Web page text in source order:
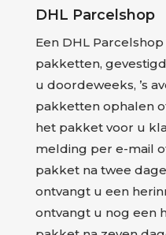
DHL Parcelshop
Een DHL
pakketten,
u doordeweeks, ’s
pakketten ophalen
het pakket voor u
melding per e-mail
pakket na twee
ontvangt u een
ontvangt u nog een